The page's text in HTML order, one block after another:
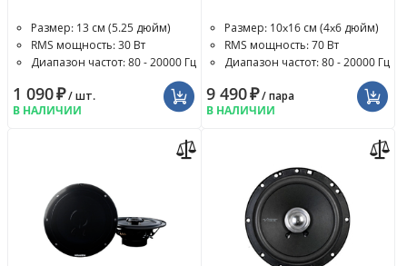
Размер: 13 см (5.25 дюйм)
RMS мощность: 30 Вт
Диапазон частот: 80 - 20000 Гц
1 090₽/ шт.
В НАЛИЧИИ
Размер: 10x16 см (4x6 дюйм)
RMS мощность: 70 Вт
Диапазон частот: 80 - 20000 Гц
9 490₽/ пара
В НАЛИЧИИ